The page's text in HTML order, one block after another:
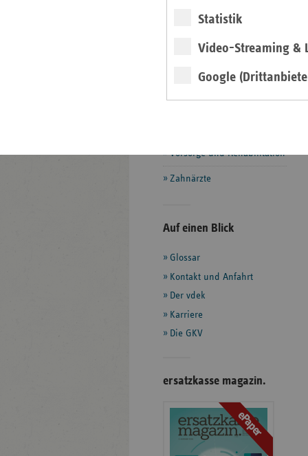
Statistik
Video-Streaming &
Google
Prävention und
Vorsorge und Rehabilitation
Zahnärzte
Seitenleiste
weiteren
Informationen
Auf einen Blick
Glossar
Kontakt und Anfahrt
Der vdek
Karriere
Die GKV
ersatzkasse magazin.
ePaper